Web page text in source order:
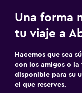
Una forma
tu viaje a
Hacemos que sea
con los amigos o la
disponible para su
el que reserves.